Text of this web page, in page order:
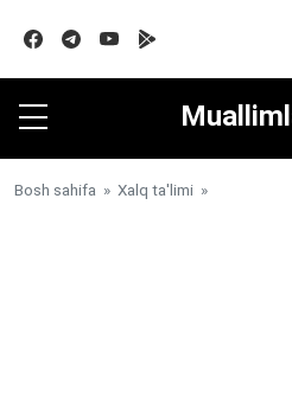
FacebookTelegram
Youtube
Bosh sahifa » Xalq ta'limi »